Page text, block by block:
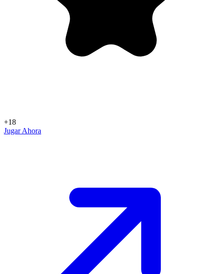
+18
Jugar Ahora